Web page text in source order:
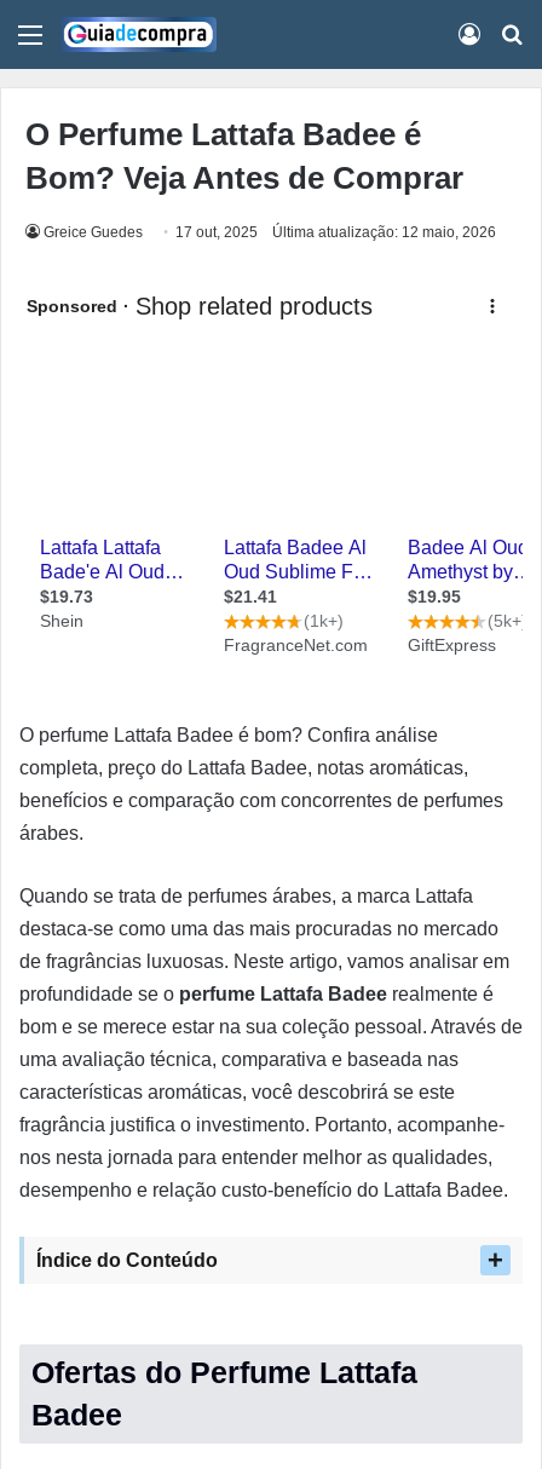
Menu
O Perfume Lattafa Badee é
Bom? Veja Antes de Comprar
Greice Guedes 17 out, 2025 Última atualização: 12 maio, 2026
O perfume Lattafa Badee é bom? Confira análise
completa, preço do Lattafa Badee, notas aromáticas,
benefícios e comparação com concorrentes de perfumes
árabes.
Quando se trata de perfumes árabes, a marca Lattafa
destaca-se como uma das mais procuradas no mercado
de fragrâncias luxuosas. Neste artigo, vamos analisar em
profundidade se o perfume Lattafa Badee realmente é
bom e se merece estar na sua coleção pessoal. Através de
uma avaliação técnica, comparativa e baseada nas
características aromáticas, você descobrirá se este
fragrância justifica o investimento. Portanto, acompanhe-
nos nesta jornada para entender melhor as qualidades,
desempenho e relação custo-benefício do Lattafa Badee.
Índice do Conteúdo
Ofertas do Perfume Lattafa
Badee